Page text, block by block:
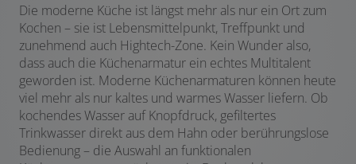
Die moderne Küche ist längst mehr als nur ein Ort zum
Kochen – sie ist Lebensmittelpunkt, Treffpunkt und
zunehmend auch Hightech-Zone. Kein Wunder also,
dass auch die Küchenarmatur ein echtes Multitalent
geworden ist. Moderne Küchenarmaturen können heute
viel mehr als nur kaltes und warmes Wasser liefern. Ob
kochendes Wasser auf Knopfdruck, gefiltertes
Trinkwasser direkt aus dem Hahn oder berührungslose
Bedienung – die Auswahl an funktionalen